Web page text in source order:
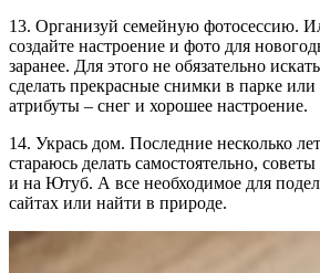
13. Организуй семейную фотосессию.
создайте настроение и фото для
заранее. Для этого не обязательно
сделать прекрасные снимки в парке или
атрибуты – снег и хорошее настроение.
14. Укрась дом. Последние несколько
стараюсь делать самостоятельно,
и на Ютуб. А все необходимое для
сайтах или найти в природе.